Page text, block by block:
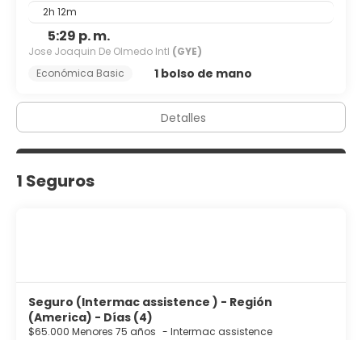
2h 12m
5:29 p. m.
Jose Joaquin De Olmedo Intl (GYE)
Económica Basic
1 bolso de mano
Detalles
1 Seguros
Seguro (Intermac assistence ) - Región
(America) - Días (4)
$65.000 Menores 75 años - Intermac assistence